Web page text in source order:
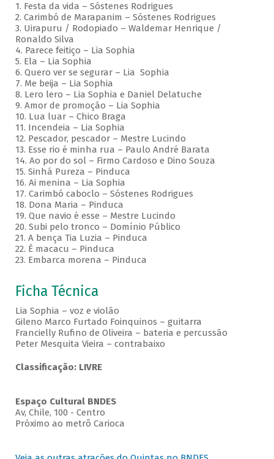
1. Festa da vida – Sóstenes Rodrigues
2. Carimbó de Marapanim – Sóstenes Rodrigues
3. Uirapuru / Rodopiado – Waldemar Henrique /
Ronaldo Silva
4. Parece feitiço – Lia Sophia
5. Ela – Lia Sophia
6. Quero ver se segurar – Lia Sophia
7. Me beija – Lia Sophia
8. Lero lero – Lia Sophia e Daniel Delatuche
9. Amor de promoção – Lia Sophia
10. Lua luar – Chico Braga
11. Incendeia – Lia Sophia
12. Pescador, pescador – Mestre Lucindo
13. Esse rio é minha rua – Paulo André Barata
14. Ao por do sol – Firmo Cardoso e Dino Souza
15. Sinhá Pureza – Pinduca
16. Ai menina – Lia Sophia
17. Carimbó caboclo – Sóstenes Rodrigues
18. Dona Maria – Pinduca
19. Que navio é esse – Mestre Lucindo
20. Subi pelo tronco – Domínio Público
21. A bença Tia Luzia – Pinduca
22. É macacu – Pinduca
23. Embarca morena – Pinduca
Ficha Técnica
Lia Sophia – voz e violão
Gileno Marco Furtado Foinquinos – guitarra
Francielly Rufino de Oliveira – bateria e percussão
Peter Mesquita Vieira – contrabaixo
Classificação: LIVRE
Espaço Cultural BNDES
Av, Chile, 100 - Centro
Próximo ao metrô Carioca